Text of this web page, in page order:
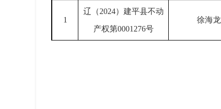
1
辽（2024）建平县不动
产权第0001276号
徐海龙